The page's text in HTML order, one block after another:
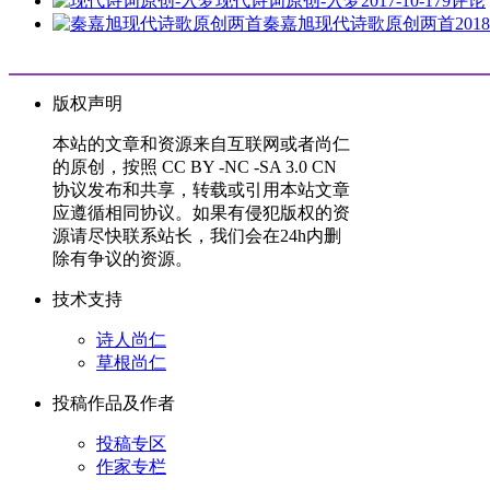
秦嘉旭现代诗歌原创两首
版权声明
本站的文章和资源来自互联网或者尚仁
的原创，按照 CC BY -NC -SA 3.0 CN
协议发布和共享，转载或引用本站文章
应遵循相同协议。如果有侵犯版权的资
源请尽快联系站长，我们会在24h内删
除有争议的资源。
技术支持
诗人尚仁
草根尚仁
投稿作品及作者
投稿专区
作家专栏